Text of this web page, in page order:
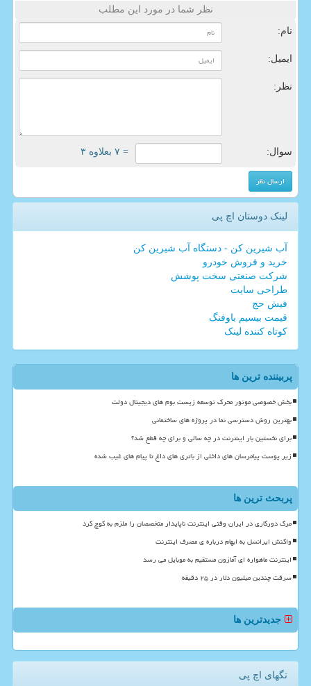
نظر شما در مورد این مطلب
نام:
ایمیل:
نظر:
سوال: = ۷ بعلاوه ۳
لینک دوستان اچ پی
آب شیرین کن - دستگاه آب شیرین کن
خرید و فروش خودرو
شرکت صنعتی سخت پوشش
طراحی سایت
فیش حج
قیمت بیسیم باوفنگ
کوتاه کننده لینک
پربیننده ترین ها
بخش خصوصی موتور محرک توسعه زیست بوم های دیجیتال دولت
بهترین روش دسترسی نما در پروژه های ساختمانی
برای نخستین بار اینترنت در چه سالی و برای چه قطع شد؟
زیر پوست پیامرسان های داخلی از باتری های داغ تا پیام های غیب شده
پربحث ترین ها
مرگ دورکاری در ایران وقتی اینترنت ناپایدار متخصصان را ملزم به کوچ کرد
واکنش ایرانسل به ابهام درباره ی مصرف اینترنت
اینترنت ماهواره ای آمازون مستقیم به موبایل می رسد
سرقت چندین میلیون دلار در ۲۵ دقیقه
جدیدترین ها
تگهای اچ پی